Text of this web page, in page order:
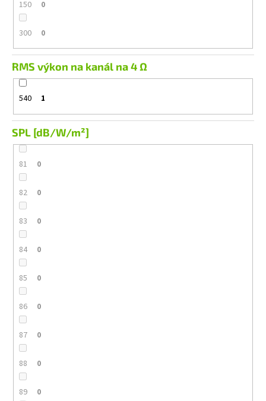
150 0
300 0
RMS výkon na kanál na 4 Ω
540 1
SPL [dB/W/m²]
81 0
82 0
83 0
84 0
85 0
86 0
87 0
88 0
89 0